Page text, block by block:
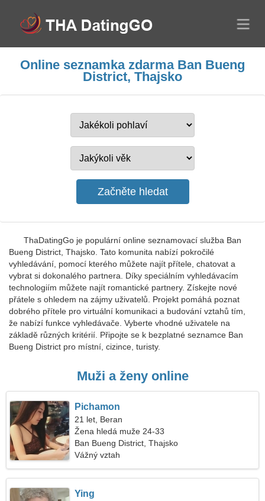
Online seznamka zdarma Ban Bueng
District, Thajsko
ThaDatingGo je populární online seznamovací služba Ban
Bueng District, Thajsko. Tato komunita nabízí pokročilé
vyhledávání, pomocí kterého můžete najít přítele, chatovat a
vybrat si dokonalého partnera. Díky speciálním vyhledávacím
technologiím můžete najít romantické partnery. Získejte nové
přátele s ohledem na zájmy uživatelů. Projekt pomáhá poznat
dobrého přítele pro virtuální komunikaci a budování vztahů tím,
že nabízí funkce vyhledávače. Vyberte vhodné uživatele na
základě různých kritérií. Připojte se k bezplatné seznamce Ban
Bueng District pro místní, cizince, turisty.
Muži a ženy online
Pichamon
21 let, Beran
Žena hledá muže 24-33
Ban Bueng District, Thajsko
Vážný vztah
Ying